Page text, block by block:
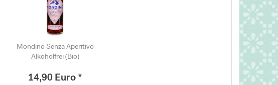
Mondino Senza Aperitivo
Alkoholfrei (Bio)
14,90 Euro *